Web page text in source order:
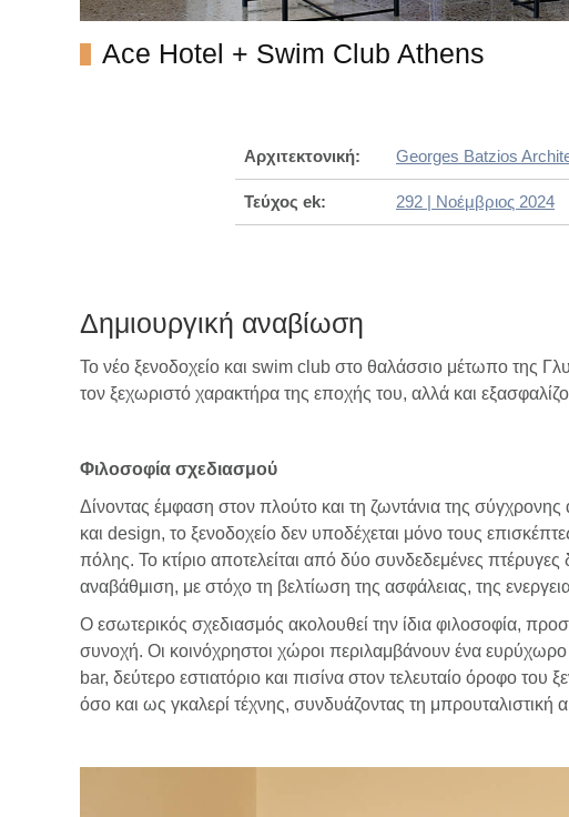
Ace Hotel + Swim Club Athens
Αρχιτεκτονική: Georges Batzios
Τεύχος ek: 292 | Νοέμβριος 2024
Δημιουργική αναβίωση
Το νέο ξενοδοχείο και swim club στο θαλάσσιο μέτωπο της
τον ξεχωριστό χαρακτήρα της εποχής του, αλλά και
Φιλοσοφία σχεδιασμού
Δίνοντας έμφαση στον πλούτο και τη ζωντάνια της
και design, το ξενοδοχείο δεν υποδέχεται μόνο τους
πόλης. Το κτίριο αποτελείται από δύο συνδεδεμένες πτέρυγες
αναβάθμιση, με στόχο τη βελτίωση της ασφάλειας, της
Ο εσωτερικός σχεδιασμός ακολουθεί την ίδια φιλοσοφία,
συνοχή. Οι κοινόχρηστοι χώροι περιλαμβάνουν ένα
bar, δεύτερο εστιατόριο και πισίνα στον τελευταίο όροφο
όσο και ως γκαλερί τέχνης, συνδυάζοντας τη μπρουταλιστική